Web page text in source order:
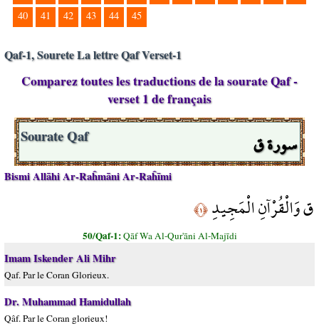
40
41 42 43 44 45
Qaf-1, Sourete La lettre Qaf Verset-1
Comparez toutes les traductions de la sourate Qaf -
verset 1 de français
سورة ق Sourate Qaf
Bismi Allāhi Ar-Raĥmāni Ar-Raĥīmi
ق وَالْقُرْآنِ الْمَجِيدِ﴿١﴾
50/Qaf-1:Qāf Wa Al-Qur'āni Al-Majīdi
Imam Iskender Ali Mihr
Qaf. Par le Coran Glorieux.
Dr. Muhammad Hamidullah
Qâf. Par le Coran glorieux!